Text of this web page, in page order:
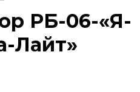
РБ-06-«Я-
Лайт»